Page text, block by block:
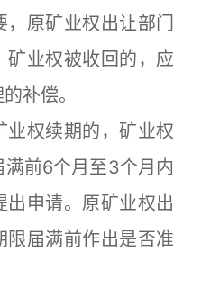
原矿业权出让部门
矿业权被收回的，应
补偿。
权续期的，矿业权
前6个月至3个月内
出申请。原矿业权出
限届满前作出是否准